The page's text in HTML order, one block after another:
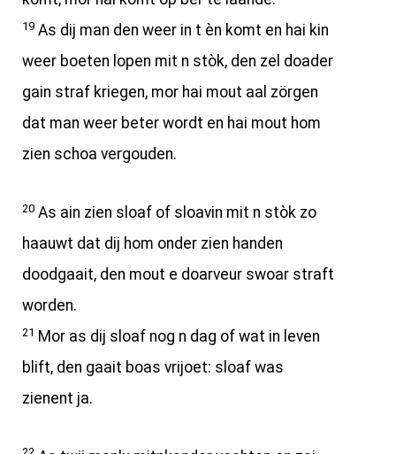
19 As dij man den weer in t èn komt en hai kin
weer boeten lopen mit n stòk, den zel doader
gain straf kriegen, mor hai mout aal zörgen
dat man weer beter wordt en hai mout hom
zien schoa vergouden.
20 As ain zien sloaf of sloavin mit n stòk zo
haauwt dat dij hom onder zien handen
doodgaait, den mout e doarveur swoar straft
worden.
21 Mor as dij sloaf nog n dag of wat in leven
blift, den gaait boas vrijoet: sloaf was
zienent ja.